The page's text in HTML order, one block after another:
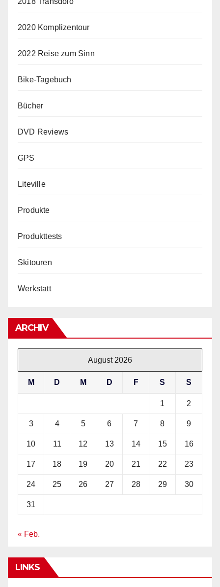
2020 Komplizentour
2022 Reise zum Sinn
Bike-Tagebuch
Bücher
DVD Reviews
GPS
Liteville
Produkte
Produkttests
Skitouren
Werkstatt
ARCHIV
August 2026
M D M D F S S
1 2
3 4 5 6 7 8 9
10 11 12 13 14 15 16
17 18 19 20 21 22 23
24 25 26 27 28 29 30
31
« Feb.
LINKS